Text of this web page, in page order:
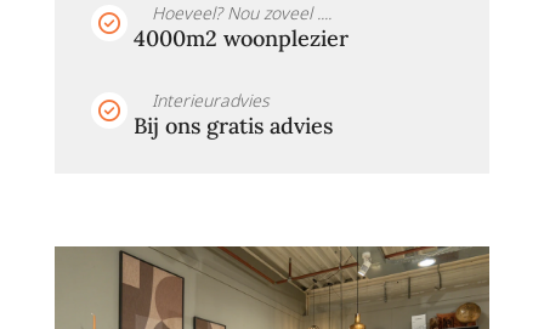
Hoeveel? Nou zoveel ....
4000m2 woonplezier
Interieuradvies
Bij ons gratis advies